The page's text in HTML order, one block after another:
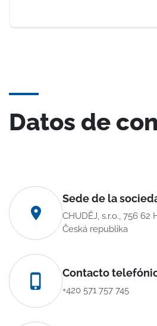
Datos de
Sede de la
CHUDĚJ, s.r.o., 756
Česká republika
Contacto
+420 571 757 745